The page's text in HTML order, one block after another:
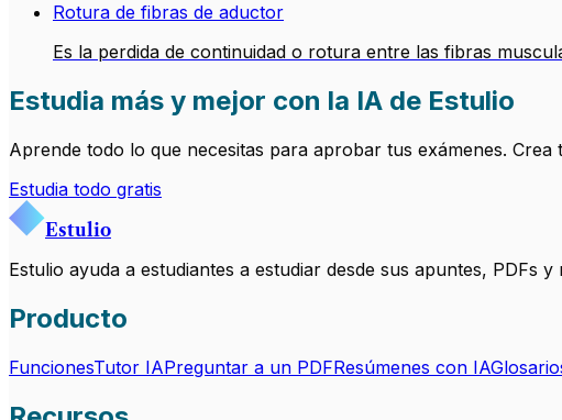
Rotura de fibras de aductor
Es la perdida de continuidad o rotura entre las fibras
Estudia más y mejor con la IA de Estulio
Aprende todo lo que necesitas para aprobar tus exámenes.
Estudia todo gratis
Estulio
Estulio ayuda a estudiantes a estudiar desde sus apuntes, PDFs
Producto
FuncionesTutor IAPreguntar a un PDFResúmenes con IA